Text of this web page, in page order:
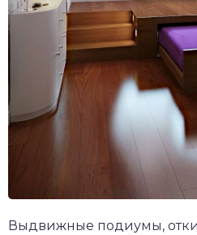
Выдвижные подиумы,